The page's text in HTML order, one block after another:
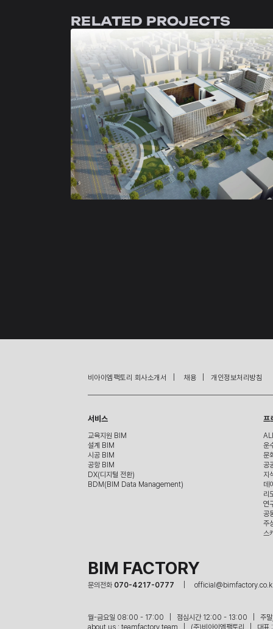
RELATED PROJECTS
비아이엠팩토리 회사소개서   |    채용   |   개인정보처리방침
서비스 프
교육지원 BIM
설계 BIM
시공 BIM
공항 BIM
DX(디지털 전환)
BDM(BIM Data Management)
운
문
공
지
데
리
연
공
주
스
BIM FACTORY
문의전화 070-4217-0777 |
월-금요일 08:00 - 17:00   |   점심시간 12:00 - 13:00   |   주말,
about us : teamfactory.team   |   (주)비아이엠팩토리   |   대